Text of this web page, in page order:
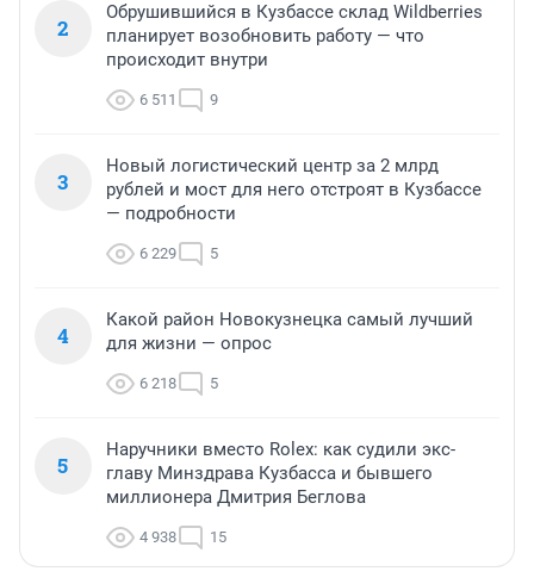
2
Обрушившийся в Кузбассе склад Wildberries
планирует возобновить работу — что
происходит внутри
6 511 9
3
Новый логистический центр за 2 млрд
рублей и мост для него отстроят в Кузбассе
— подробности
6 229 5
4
Какой район Новокузнецка самый лучший
для жизни — опрос
6 218 5
5
Наручники вместо Rolex: как судили экс-
главу Минздрава Кузбасса и бывшего
миллионера Дмитрия Беглова
4 938 15